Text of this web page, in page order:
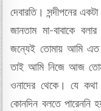
দেবারতি। সন্দীপনের
জানতাম মা-বাবাকে
জন্যেই তোমায় আমি এত
তাই আমি নিজে আজ
ওনাদের থেকে। যে কথা
কোনদিন বলতে পারেননি